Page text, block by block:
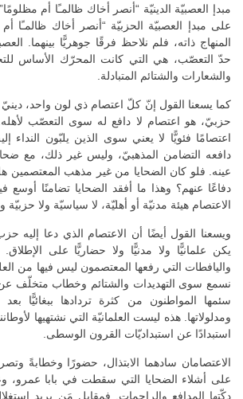
مبدإ العصبيّة الدينيّة “أنصر أخاك ظالمـًا أم
على مبدإ العصبيّة الحزبيّة “أنصر أخاك ظالمـًا أم
المنهاج ذاته، فلم نلاحظ فرقًا جوهريًّا بينهما.
حدّ التعصّب، هي التي كانت المحرّك الأساس
والشعارات والشتائم المتبادلة.
كما يسعنا القول إنّ كلّ اعتصام ذي لون واحد،
حزبيّ، هو اعتصام لا دافع له سوى التعصّب
اعتصامًا فئويًّا لا يعني سوى الذين يلبّون النداء
دافعه التضامن المذهبيّ، وليس غير ذلك، مع
عينه. فلو كان الضحايا من غير مذهب المعتصمين
دفاعًا عنهم؟ وهذا ما أفقد الضحايا تضامنًا أوسع
الاعتصام هيئة مدنيّة أو أهليّة، لا سياسيّة ولا حزبيّة
ويسعنا القول أيضًا أن الاعتصام الذي دعا إليه
يكن علمانيًّا ولا مدنيًّا ولا حضاريًّا على الإطلاق.
واليافطات التي رفعها المعتصمون ليس فيها من
نسمع سوى التهديدات والشتائم وخطاب متخلّف عن
سئمها المواطنون من كثرة تردادها ببغائيًّا
ومدلولاتها. هذه ليست العلمانيّة التي نشتهيها
استبدادًا عن استبداديّات القرون الوسطى.
الاعتصامان سادهما الابتذال، حضورًا وخطابةً
على أشلاء الضحايا التي سقطت في بابا عمرو،
دكّتها المدافع والراجمات. فمقابل مَن يريد